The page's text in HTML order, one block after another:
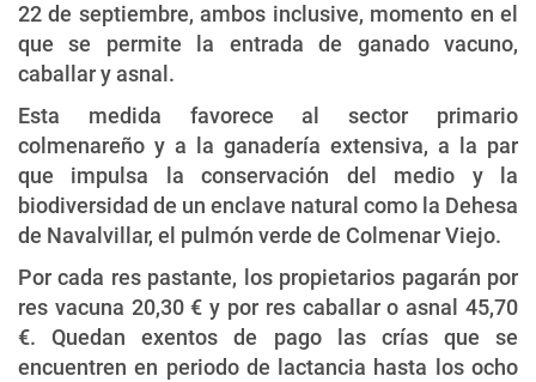
22 de septiembre, ambos inclusive, momento en el
que se permite la entrada de ganado vacuno,
caballar y asnal.
Esta medida favorece al sector primario
colmenareño y a la ganadería extensiva, a la par
que impulsa la conservación del medio y la
biodiversidad de un enclave natural como la Dehesa
de Navalvillar, el pulmón verde de Colmenar Viejo.
Por cada res pastante, los propietarios pagarán por
res vacuna 20,30 € y por res caballar o asnal 45,70
€. Quedan exentos de pago las crías que se
encuentren en periodo de lactancia hasta los ocho